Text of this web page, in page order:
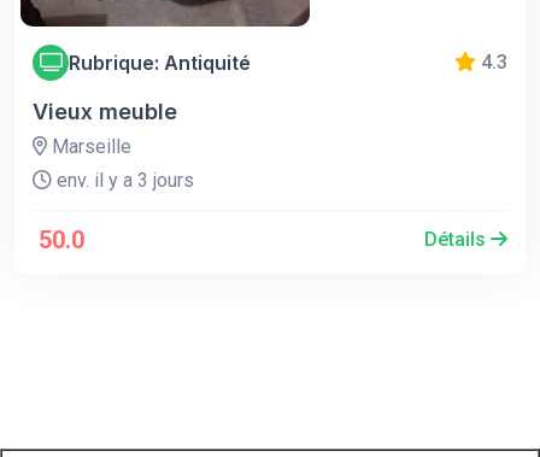
Rubrique: Antiquité 4.3
Vieux meuble
Marseille
env. il y a 3 jours
50.0 Détails